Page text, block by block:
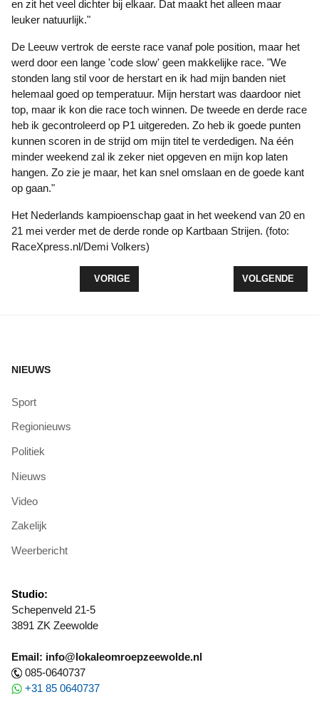
en zit het veel dichter bij elkaar. Dat maakt het alleen maar
leuker natuurlijk."
De Leeuw vertrok de eerste race vanaf pole position, maar het
werd door een lange 'code slow' geen makkelijke race. "We
stonden lang stil voor de herstart en ik had mijn banden niet
helemaal goed op temperatuur. Mijn herstart was daardoor niet
top, maar ik kon die race toch winnen. De tweede en derde race
heb ik gecontroleerd op P1 uitgereden. Zo heb ik goede punten
kunnen scoren in de strijd om mijn titel te verdedigen. Na één
minder weekend zal ik zeker niet opgeven en mijn kop laten
hangen. Zo zie je maar, het kan snel omslaan en de goede kant
op gaan."
Het Nederlands kampioenschap gaat in het weekend van 20 en
21 mei verder met de derde ronde op Kartbaan Strijen. (foto:
RaceXpress.nl/Demi Volkers)
VORIG ARTIKEL: VAN DE WESTERINGH TERUG
VORIGE VOLGENDE
VOLGENDE
NIEUWS
Sport
Regionieuws
Politiek
Nieuws
Video
Zakelijk
Weerbericht
Studio:
Schepenveld 21-5
3891 ZK Zeewolde
Email: info@lokaleomroepzeewolde.nl
085-0640737
+31 85 0640737